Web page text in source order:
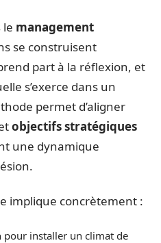
le management
se construisent
part à la réflexion, et
s’exerce dans un
permet d’aligner
objectifs stratégiques
une dynamique
implique concrètement :
installer un climat de